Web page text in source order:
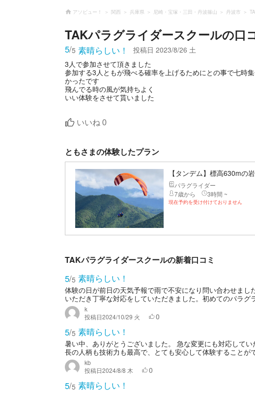
アソビュー！ 関西 兵庫県 尼崎・宝塚・三田・丹波篠山 丹波市
TAKパラグライダースクールの口
5/5 素晴らしい！ 投稿日 2023/8/26 土
3人で参加させて頂きました
参加する3人ともが飛べる確率を上げるためにとの事で七時
かったです
飛んでる時の風が気持ちよく
いい体験をさせて貰いました
いいね 0
ともさまの体験したプラン
【タンデム】標高630mの
パラグライダー
7歳から
3時間 ~
現在予約を受け付けておりません
TAKパラグライダースクールの新着口コミ
5/5 素晴らしい！
体験の日が前日の天気予報で雨で不安になり問い合わせま
いただき丁寧な対応をしていただきました。初めてのパラ
k
投稿日2024/10/29 火 0
5/5 素晴らしい！
暑い中、ありがとうございました。 急な変更にも対応して
長の人柄も技術力も最高で、とても安心して体験することが
kb
投稿日2024/8/8 木 0
5/5 素晴らしい！